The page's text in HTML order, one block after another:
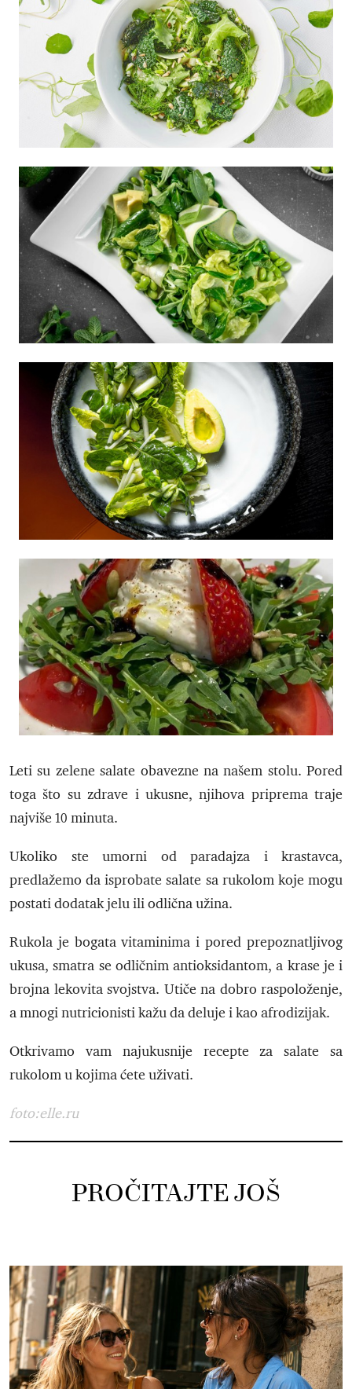
Leti su zelene salate obavezne na našem stolu. Pored
toga što su zdrave i ukusne, njihova priprema traje
najviše 10 minuta.
Ukoliko ste umorni od paradajza i krastavca,
predlažemo da isprobate salate sa rukolom koje mogu
postati dodatak jelu ili odlična užina.
Rukola je bogata vitaminima i pored prepoznatljivog
ukusa, smatra se odličnim antioksidantom, a krase je i
brojna lekovita svojstva. Utiče na dobro raspoloženje,
a mnogi nutricionisti kažu da deluje i kao afrodizijak.
Otkrivamo vam najukusnije recepte za salate sa
rukolom u kojima ćete uživati.
foto:elle.ru
PROČITAJTE JOŠ